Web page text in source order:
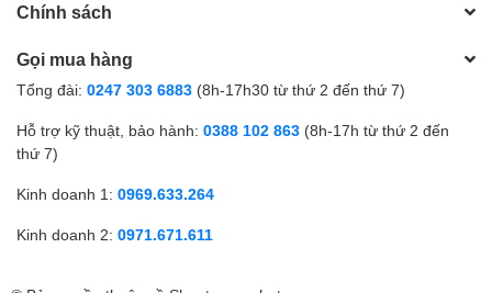
Chính sách
Gọi mua hàng
Tổng đài: 0247 303 6883 (8h-17h30 từ thứ 2 đến thứ 7)
Hỗ trợ kỹ thuật, bảo hành: 0388 102 863 (8h-17h từ thứ 2 đến
thứ 7)
Kinh doanh 1: 0969.633.264
Kinh doanh 2: 0971.671.611